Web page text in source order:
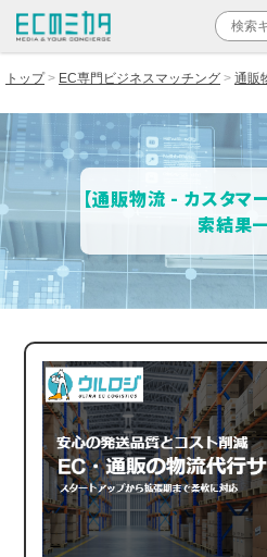
トップ EC専門ビジネスマッチング 通販
【通販物流 - カスタマ
索結果